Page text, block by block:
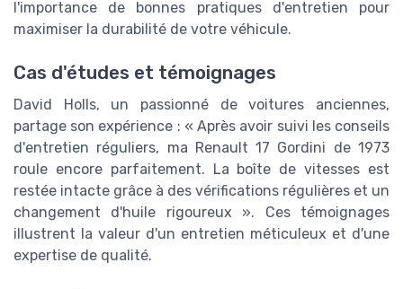
l'importance de bonnes pratiques d'entretien pour
maximiser la durabilité de votre véhicule.
Cas d'études et témoignages
David Holls, un passionné de voitures anciennes,
partage son expérience : « Après avoir suivi les conseils
d'entretien réguliers, ma Renault 17 Gordini de 1973
roule encore parfaitement. La boîte de vitesses est
restée intacte grâce à des vérifications régulières et un
changement d'huile rigoureux ». Ces témoignages
illustrent la valeur d'un entretien méticuleux et d'une
expertise de qualité.